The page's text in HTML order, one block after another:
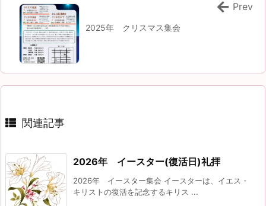
2025年 クリスマス集会
Prev
関連記事
2026年 イースター(復活日)礼拝
2026年 イースター集会 イースターは、イエス・
キリストの復活を記念するキリス ...